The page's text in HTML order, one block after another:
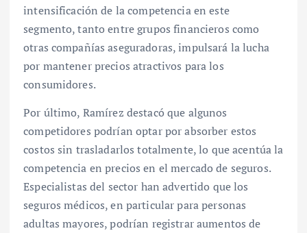
intensificación de la competencia en este
segmento, tanto entre grupos financieros como
otras compañías aseguradoras, impulsará la lucha
por mantener precios atractivos para los
consumidores.
Por último, Ramírez destacó que algunos
competidores podrían optar por absorber estos
costos sin trasladarlos totalmente, lo que acentúa la
competencia en precios en el mercado de seguros.
Especialistas del sector han advertido que los
seguros médicos, en particular para personas
adultas mayores, podrían registrar aumentos de